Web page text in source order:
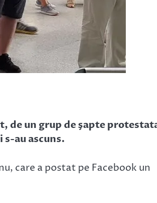
de un grup de şapte
au ascuns.
care a postat pe Facebook un